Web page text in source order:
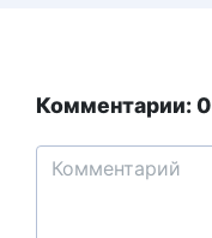
Комментарии: 0